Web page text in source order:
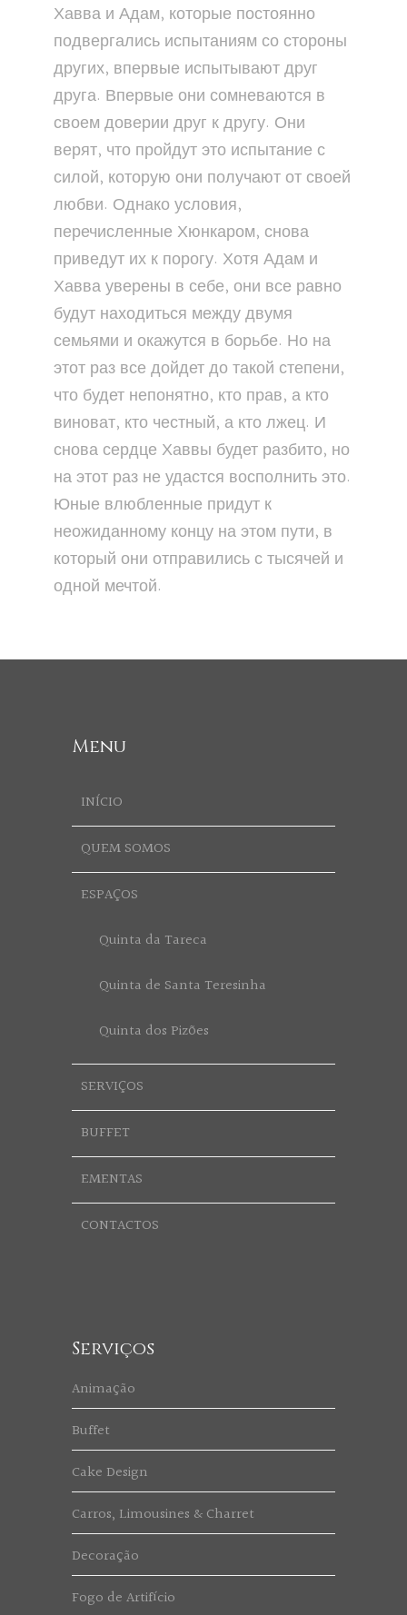
Хавва и Адам, которые постоянно
подвергались испытаниям со стороны
других, впервые испытывают друг
друга. Впервые они сомневаются в
своем доверии друг к другу. Они
верят, что пройдут это испытание с
силой, которую они получают от своей
любви. Однако условия,
перечисленные Хюнкаром, снова
приведут их к порогу. Хотя Адам и
Хавва уверены в себе, они все равно
будут находиться между двумя
семьями и окажутся в борьбе. Но на
этот раз все дойдет до такой степени,
что будет непонятно, кто прав, а кто
виноват, кто честный, а кто лжец. И
снова сердце Хаввы будет разбито, но
на этот раз не удастся восполнить это.
Юные влюбленные придут к
неожиданному концу на этом пути, в
который они отправились с тысячей и
одной мечтой.
Menu
INÍCIO
QUEM SOMOS
ESPAÇOS
Quinta da Tareca
Quinta de Santa Teresinha
Quinta dos Pizões
SERVIÇOS
BUFFET
EMENTAS
CONTACTOS
Serviços
Animação
Buffet
Cake Design
Carros, Limousines & Charret
Decoração
Fogo de Artifício